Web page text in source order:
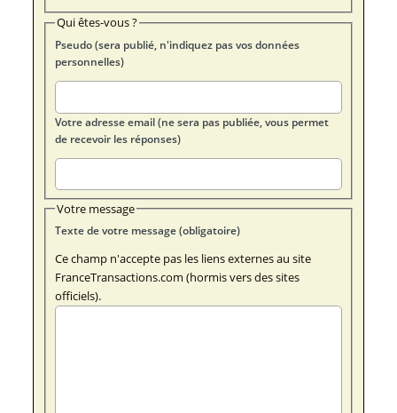
Qui êtes-vous ?
Pseudo (sera publié, n'indiquez pas vos données
personnelles)
Votre adresse email (ne sera pas publiée, vous permet
de recevoir les réponses)
Votre message
Texte de votre message (obligatoire)
Ce champ n'accepte pas les liens externes au site
FranceTransactions.com (hormis vers des sites
officiels).